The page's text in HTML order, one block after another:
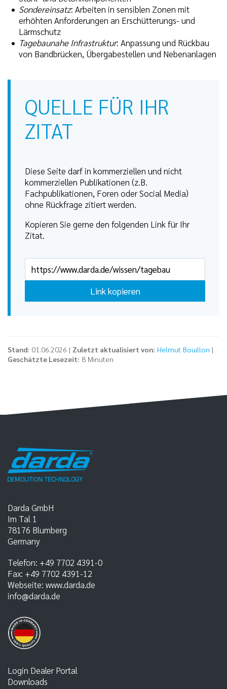
Sondereinsatz: Arbeiten in sensiblen Zonen mit
erhöhten Anforderungen an Erschütterungs- und
Lärmschutz
Tagebaunahe Infrastruktur: Anpassung und Rückbau
von Bandbrücken, Übergabestellen und Nebenanlagen
QUELLE FÜR IHR
ZITAT
Diese Seite darf in kommerziellen und nicht
kommerziellen Publikationen (z.B.
Fachpublikationen, Foren oder Social Media)
ohne Rückfrage zitiert werden.
Kopieren Sie gerne den folgenden Link für Ihr
Zitat.
Link kopieren
Stand: 01.06.2026 | Zuletzt aktualisiert von: Helmut Bouillon |
Geschätzte Lesezeit: 8 Minuten
Darda GmbH
Im Tal 1
78176 Blumberg
Germany
Telefon: +49 7702 4391-0
Fax: +49 7702 4391-12
Webseite: www.darda.de
info@darda.de
Login Dealer Portal
Downloads